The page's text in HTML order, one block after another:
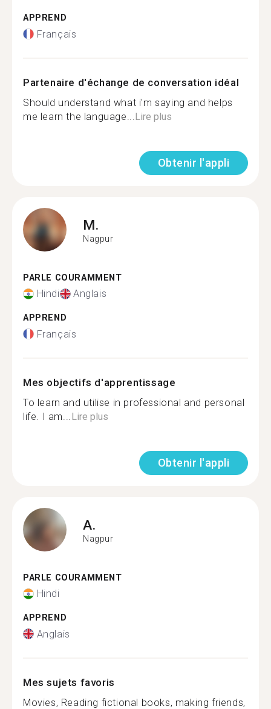
APPREND
Français
Partenaire d'échange de conversation idéal
Should understand what i'm saying and helps
me learn the language... Lire plus
Obtenir l'appli
M.
Nagpur
PARLE COURAMMENT
Hindi Anglais
APPREND
Français
Mes objectifs d'apprentissage
To learn and utilise in professional and personal
life. I am... Lire plus
Obtenir l'appli
A.
Nagpur
PARLE COURAMMENT
Hindi
APPREND
Anglais
Mes sujets favoris
Movies, Reading fictional books, making friends,